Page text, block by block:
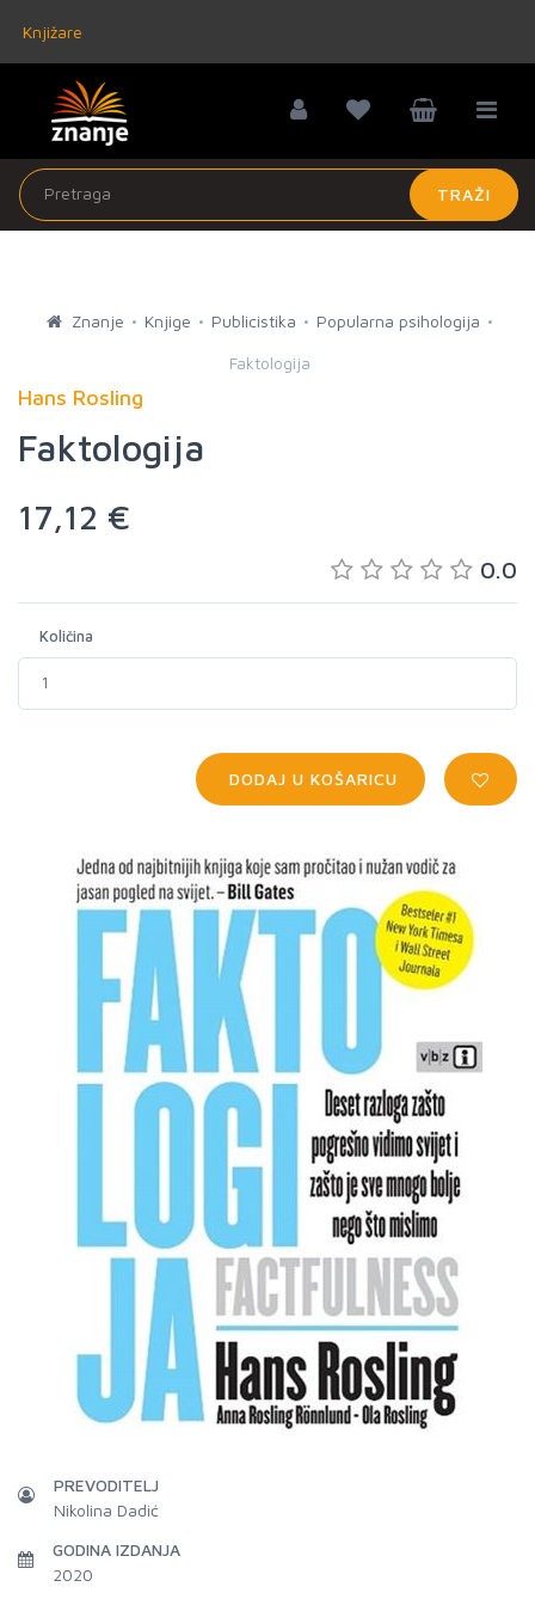
Knjižare
TRAŽI
Znanje Knjige Publicistika Popularna psihologija
Faktologija
Hans Rosling
Faktologija
17,12 €
0.0
Količina
DODAJ U KOŠARICU
PREVODITELJ
Nikolina Dadić
GODINA IZDANJA
2020